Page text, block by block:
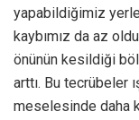
yapabildiğimiz
kaybımız da az
önünün kesildiği
arttı. Bu tecrübeler
meselesinde daha